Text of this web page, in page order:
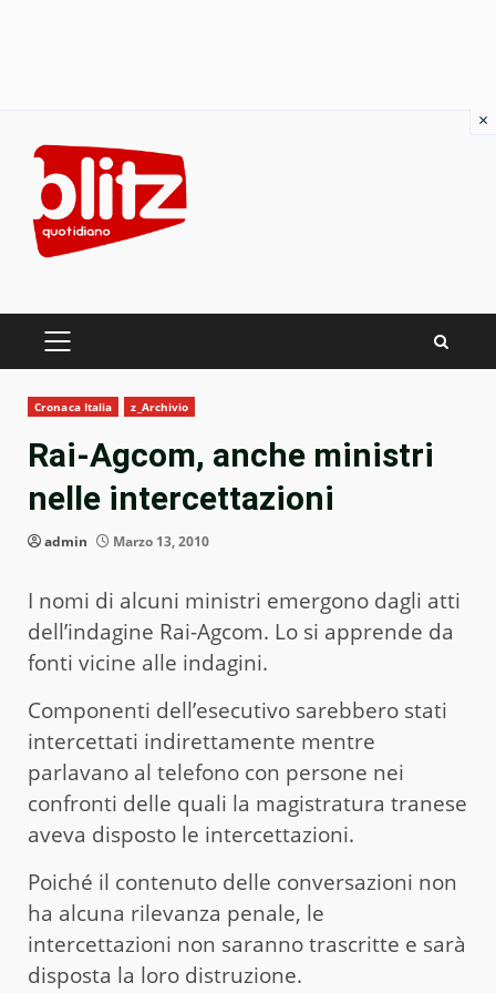
content
PRIMARY
Cronaca Italia z_Archivio
Rai-Agcom, anche ministri
nelle intercettazioni
admin Marzo 13, 2010
I nomi di alcuni ministri emergono dagli atti
dell’indagine Rai-Agcom. Lo si apprende da
fonti vicine alle indagini.
Componenti dell’esecutivo sarebbero stati
intercettati indirettamente mentre
parlavano al telefono con persone nei
confronti delle quali la magistratura tranese
aveva disposto le intercettazioni.
Poiché il contenuto delle conversazioni non
ha alcuna rilevanza penale, le
intercettazioni non saranno trascritte e sarà
disposta la loro distruzione.
×